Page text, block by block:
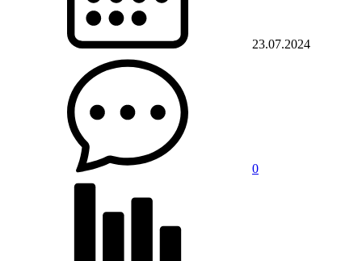
23.07.2024
0